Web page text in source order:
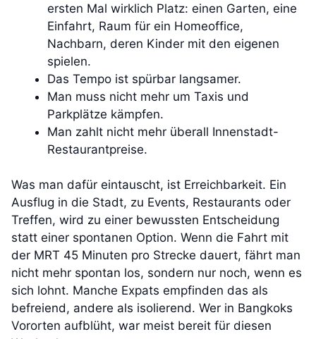
ersten Mal wirklich Platz: einen Garten, eine
Einfahrt, Raum für ein Homeoffice,
Nachbarn, deren Kinder mit den eigenen
spielen.
Das Tempo ist spürbar langsamer.
Man muss nicht mehr um Taxis und
Parkplätze kämpfen.
Man zahlt nicht mehr überall Innenstadt-
Restaurantpreise.
Was man dafür eintauscht, ist Erreichbarkeit. Ein
Ausflug in die Stadt, zu Events, Restaurants oder
Treffen, wird zu einer bewussten Entscheidung
statt einer spontanen Option. Wenn die Fahrt mit
der MRT 45 Minuten pro Strecke dauert, fährt man
nicht mehr spontan los, sondern nur noch, wenn es
sich lohnt. Manche Expats empfinden das als
befreiend, andere als isolierend. Wer in Bangkoks
Vororten aufblüht, war meist bereit für diesen